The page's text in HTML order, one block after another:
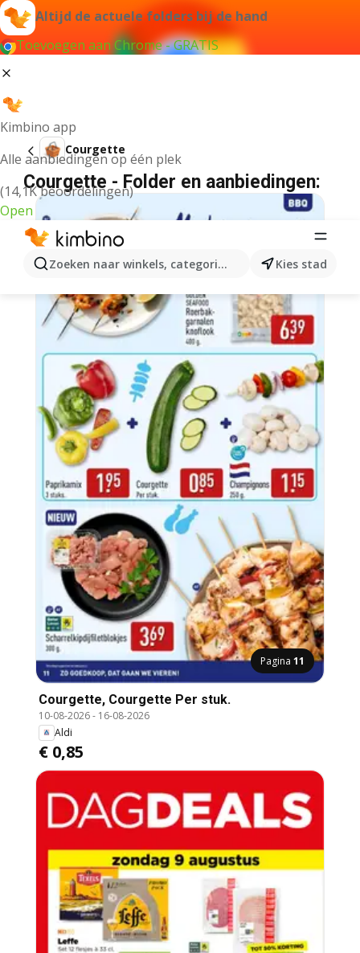
Altijd de actuele folders bij de hand
Toevoegen aan Chrome - GRATIS
Kimbino app
Alle aanbiedingen op één plek
(14,1K beoordelingen)
Open
Zoeken naar winkels, categorieën, producten...
Kies stad
Courgette
Courgette - Folder en aanbiedingen:
Pagina 11
Courgette, Courgette Per stuk.
10-08-2026- 16-08-2026
Aldi
€ 0,85